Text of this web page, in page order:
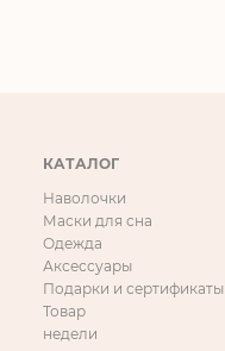
КАТАЛОГ
Наволочки
Маски для сна
Одежда
Аксессуары
Подарки и сертификаты
Товар
недели